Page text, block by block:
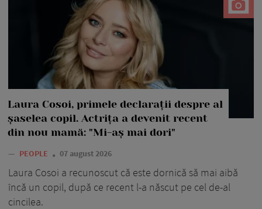
Laura Cosoi, primele declarații despre al
șaselea copil. Actrița a devenit recent
din nou mamă: "Mi-aș mai dori"
— PEOPLE 07 august 2026
Laura Cosoi a recunoscut că este dornică să mai aibă
încă un copil, după ce recent l-a născut pe cel de-al
cincilea.